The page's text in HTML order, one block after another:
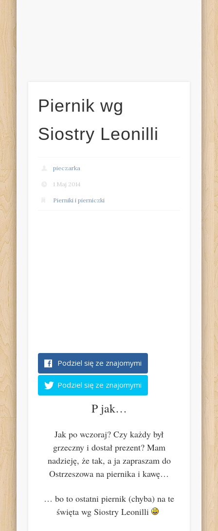
Piernik wg
Siostry Leonilli
pieczarka
1 Maj 2014
Pierniki i pierniczki
Podziel się ze znajomymi
Podziel się ze znajomymi
P jak…
Jak po wczoraj? Czy każdy był
grzeczny i dostał prezent? Mam
nadzieję, że tak, a ja zapraszam do
Ostrzeszowa na piernika i kawę…
… bo to ostatni piernik (chyba) na te
święta wg Siostry Leonilli